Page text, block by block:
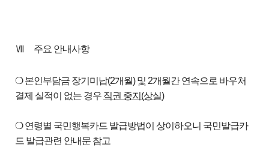
Ⅶ 주요 안내사항
❍ 본인부담금 장기미납(2개월) 및 2개월간 연속으로 바우처
결제 실적이 없는 경우 직권 중지 (상실)
❍ 연령별 국민행복카드 발급방법이 상이하오니 국민발급카
드 발급관련 안내문 참고